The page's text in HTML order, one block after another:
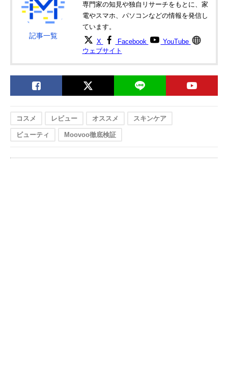
記事一覧
専門家の知見や独自リサーチをもとに、家
電やスマホ、パソコンなどの情報を発信し
ています。
X Facebook
YouTube
ウェブサイト
コスメ レビュー オススメ スキンケア
ビューティ Moovoo徹底検証